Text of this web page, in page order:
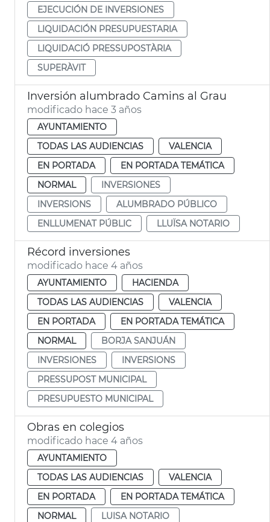
EJECUCIÓN DE INVERSIONES
LIQUIDACIÓN PRESUPUESTARIA
LIQUIDACIÓ PRESSUPOSTÀRIA
SUPERÀVIT
Inversión alumbrado Camins al Grau
modificado hace 3 años
AYUNTAMIENTO
TODAS LAS AUDIENCIAS
VALENCIA
EN PORTADA
EN PORTADA TEMÁTICA
NORMAL
INVERSIONES
INVERSIONS
ALUMBRADO PÚBLICO
ENLLUMENAT PÚBLIC
LLUÏSA NOTARIO
Récord inversiones
modificado hace 4 años
AYUNTAMIENTO
HACIENDA
TODAS LAS AUDIENCIAS
VALENCIA
EN PORTADA
EN PORTADA TEMÁTICA
NORMAL
BORJA SANJUÁN
INVERSIONES
INVERSIONS
PRESSUPOST MUNICIPAL
PRESUPUESTO MUNICIPAL
Obras en colegios
modificado hace 4 años
AYUNTAMIENTO
TODAS LAS AUDIENCIAS
VALENCIA
EN PORTADA
EN PORTADA TEMÁTICA
NORMAL
LUISA NOTARIO